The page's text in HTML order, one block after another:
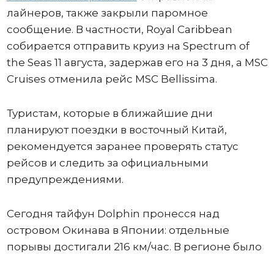
лайнеров, также закрыли паромное
сообщение. В частности, Royal Caribbean
собирается отправить круиз на Spectrum of
the Seas 11 августа, задержав его на 3 дня, а MSC
Cruises отменила рейс MSC Bellissima.
Туристам, которые в ближайшие дни
планируют поездки в восточный Китай,
рекомендуется заранее проверять статус
рейсов и следить за официальными
предупреждениями.
Сегодня тайфун Dolphin пронесся над
островом Окинава в Японии: отдельные
порывы достигали 216 км/час. В регионе было